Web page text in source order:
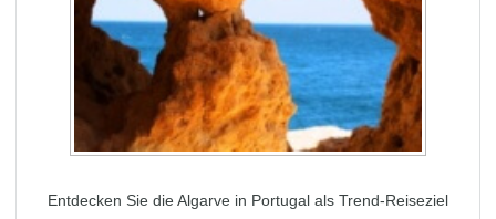
Entdecken Sie die Algarve in Portugal als Trend-Reiseziel